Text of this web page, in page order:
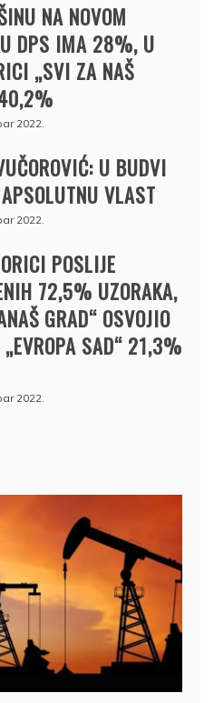
NA NOVOM
DPS IMA 28%, U
„SVI ZA NAŠ
2022.
U BUDVI
VLAST
2022.
POSLIJE
72,5% UZORAKA,
GRAD“ OSVOJIO
SAD“ 21,3%
2022.